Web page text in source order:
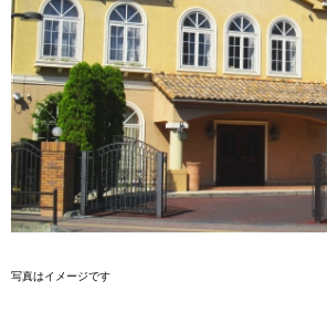
写真はイメージです